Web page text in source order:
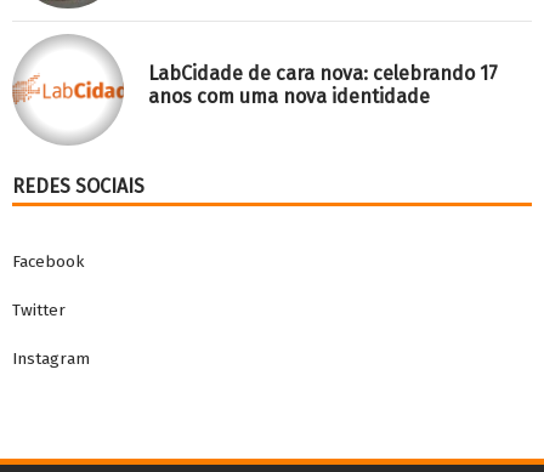
LabCidade de cara nova: celebrando 17
anos com uma nova identidade
REDES SOCIAIS
Facebook
Twitter
Instagram